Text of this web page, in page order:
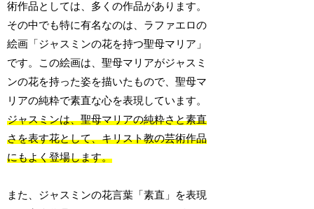
術作品としては、多くの作品があります。
その中でも特に有名なのは、ラファエロの
絵画「ジャスミンの花を持つ聖母マリア」
です。この絵画は、聖母マリアがジャスミ
ンの花を持った姿を描いたもので、聖母マ
リアの純粋で素直な心を表現しています。
ジャスミンは、聖母マリアの純粋さと素直
さを表す花として、キリスト教の芸術作品
にもよく登場します。
また、ジャスミンの花言葉「素直」を表現